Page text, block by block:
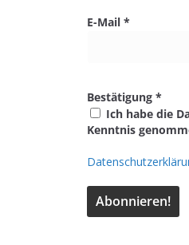
E-Mail *
Bestätigung *
Ich habe die
Kenntnis